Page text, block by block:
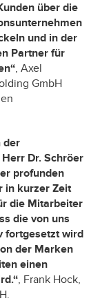
über die
und in der
Partner für
, Axel
GmbH
der
Dr. Schröer
profunden
in kurzer Zeit
die Mitarbeiter
die von uns
fortgesetzt wird
der Marken
einen
, Frank Hock,